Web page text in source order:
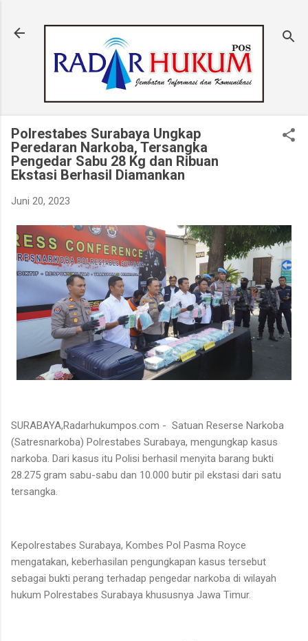
Polrestabes Surabaya Ungkap
Peredaran Narkoba, Tersangka
Pengedar Sabu 28 Kg dan Ribuan
Ekstasi Berhasil Diamankan
Juni 20, 2023
SURABAYA,Radarhukumpos.com - Satuan Reserse Narkoba
(Satresnarkoba) Polrestabes Surabaya, mengungkap kasus
narkoba. Dari kasus itu Polisi berhasil menyita barang bukti
28.275 gram sabu-sabu dan 10.000 butir pil ekstasi dari satu
tersangka.
Kepolrestabes Surabaya, Kombes Pol Pasma Royce
mengatakan, keberhasilan pengungkapan kasus tersebut
sebagai bukti perang terhadap pengedar narkoba di wilayah
hukum Polrestabes Surabaya khususnya Jawa Timur.